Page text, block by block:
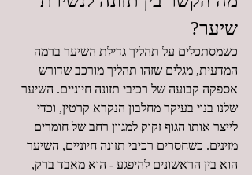
שיער?
כשמסתכלים על תהליך גדילת השיער ברמה
המדעית, מגלים שזהו תהליך מורכב שדורש
אספקה קבועה של רכיבי תזונה חיוניים. השיער
שלנו בנוי בעיקר מחלבון הנקרא קרטין, וכדי
לייצר אותו הגוף זקוק למגוון רחב של חומרים
מזינים. כשחסרים רכיבי תזונה חיוניים, השיער
הוא בין הראשונים להיפגע - הוא מאבד ברק,